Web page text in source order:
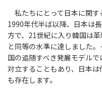
私たちにとって日本に関す
1990年代半ば以降、日本は
方で、21世紀に入り韓国は
と同等の水準に達しました
国の追随すべき発展モデル
対立することもあり、日本
も存在します。